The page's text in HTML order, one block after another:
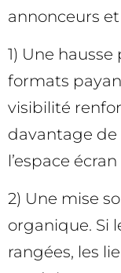
annonceurs
1) Une
formats
visibilité
davantage de
l’espace
2) Une mise
organique. Si
rangées, les